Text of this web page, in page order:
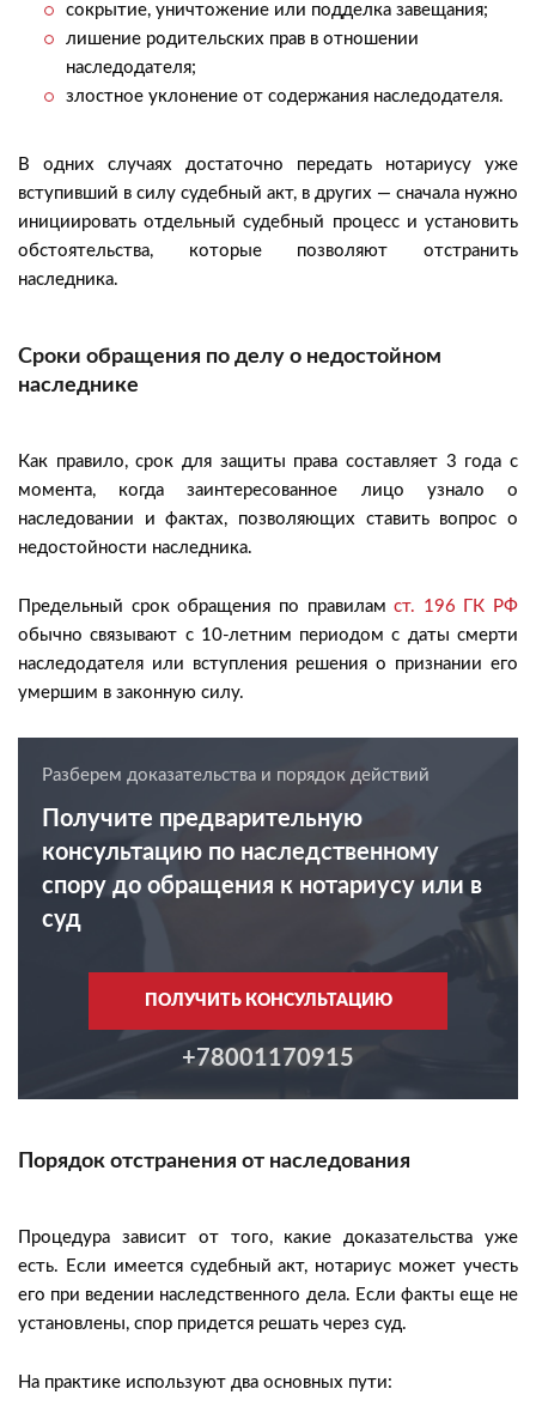
сокрытие, уничтожение или подделка завещания;
лишение родительских прав в отношении
наследодателя;
злостное уклонение от содержания наследодателя.
В одних случаях достаточно передать нотариусу уже
вступивший в силу судебный акт, в других — сначала нужно
инициировать отдельный судебный процесс и установить
обстоятельства, которые позволяют отстранить
наследника.
Сроки обращения по делу о недостойном
наследнике
Как правило, срок для защиты права составляет 3 года с
момента, когда заинтересованное лицо узнало о
наследовании и фактах, позволяющих ставить вопрос о
недостойности наследника.
Предельный срок обращения по правиламст. 196 ГК РФ
обычно связывают с 10-летним периодом с даты смерти
наследодателя или вступления решения о признании его
умершим в законную силу.
Разберем доказательства и порядок действий
Получите предварительную
консультацию по наследственному
спору до обращения к нотариусу или в
суд
ПОЛУЧИТЬ КОНСУЛЬТАЦИЮ
+78001170915
Порядок отстранения от наследования
Процедура зависит от того, какие доказательства уже
есть. Если имеется судебный акт, нотариус может учесть
его при ведении наследственного дела. Если факты еще не
установлены, спор придется решать через суд.
На практике используют два основных пути: